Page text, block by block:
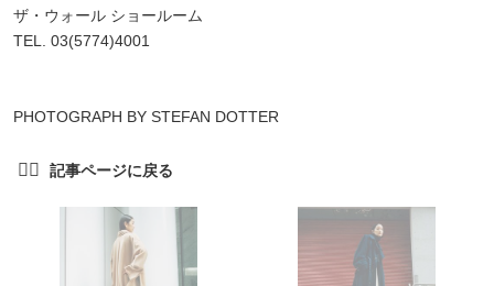
ザ・ウォール ショールーム
TEL. 03(5774)4001
PHOTOGRAPH BY STEFAN DOTTER